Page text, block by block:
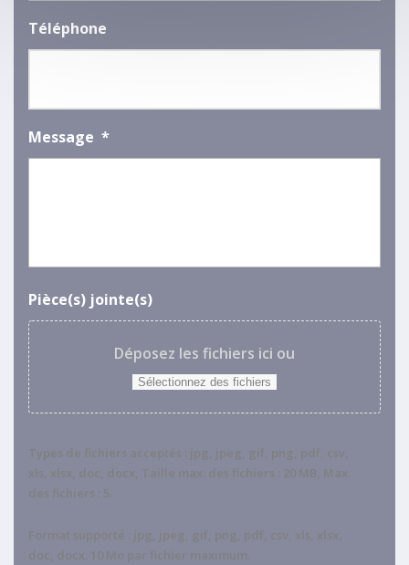
Téléphone
Message *
Pièce(s) jointe(s)
Déposez les fichiers ici ou
Sélectionnez des fichiers
Types de fichiers acceptés : jpg, jpeg, gif, png, pdf, csv,
xls, xlsx, doc, docx, Taille max. des fichiers : 20 MB, Max.
des fichiers : 5.
Format supporté : jpg, jpeg, gif, png, pdf, csv, xls, xlsx,
doc, docx. 10 Mo par fichier maximum.